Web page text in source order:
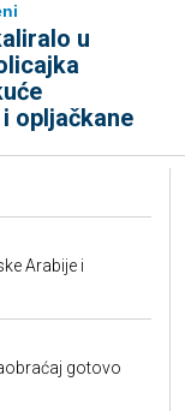
u
opljačkane
Arabije i
gotovo